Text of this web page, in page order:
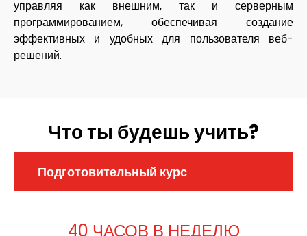
управляя как внешним, так и серверным
программированием, обеспечивая создание
эффективных и удобных для пользователя веб-
решений.
Что ты будешь учить?
Подготовительный курс
40 ЧАСОВ В НЕДЕЛЮ